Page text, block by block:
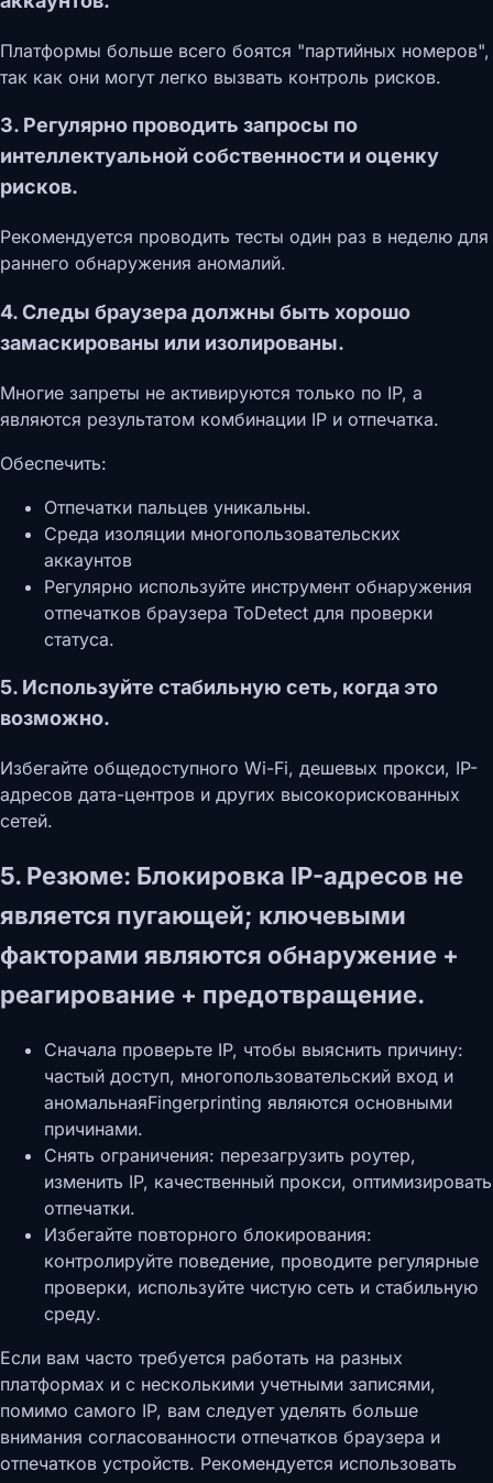
Платформы больше всего боятся "партийных номеров",
так как они могут легко вызвать контроль рисков.
3. Регулярно проводить запросы по
интеллектуальной собственности и оценку
рисков.
Рекомендуется проводить тесты один раз в неделю для
раннего обнаружения аномалий.
4. Следы браузера должны быть хорошо
замаскированы или изолированы.
Многие запреты не активируются только по IP, а
являются результатом комбинации IP и отпечатка.
Обеспечить:
Отпечатки пальцев уникальны.
Среда изоляции многопользовательских
аккаунтов
Регулярно используйте инструмент обнаружения
отпечатков браузера ToDetect для проверки
статуса.
5. Используйте стабильную сеть, когда это
возможно.
Избегайте общедоступного Wi-Fi, дешевых прокси, IP-
адресов дата-центров и других высокорискованных
сетей.
5. Резюме: Блокировка IP-адресов не
является пугающей; ключевыми
факторами являются обнаружение +
реагирование + предотвращение.
Сначала проверьте IP, чтобы выяснить причину:
частый доступ, многопользовательский вход и
аномальнаяFingerprinting являются основными
причинами.
Снять ограничения: перезагрузить роутер,
изменить IP, качественный прокси, оптимизировать
отпечатки.
Избегайте повторного блокирования:
контролируйте поведение, проводите регулярные
проверки, используйте чистую сеть и стабильную
среду.
Если вам часто требуется работать на разных
платформах и с несколькими учетными записями,
помимо самого IP, вам следует уделять больше
внимания согласованности отпечатков браузера и
отпечатков устройств. Рекомендуется использовать